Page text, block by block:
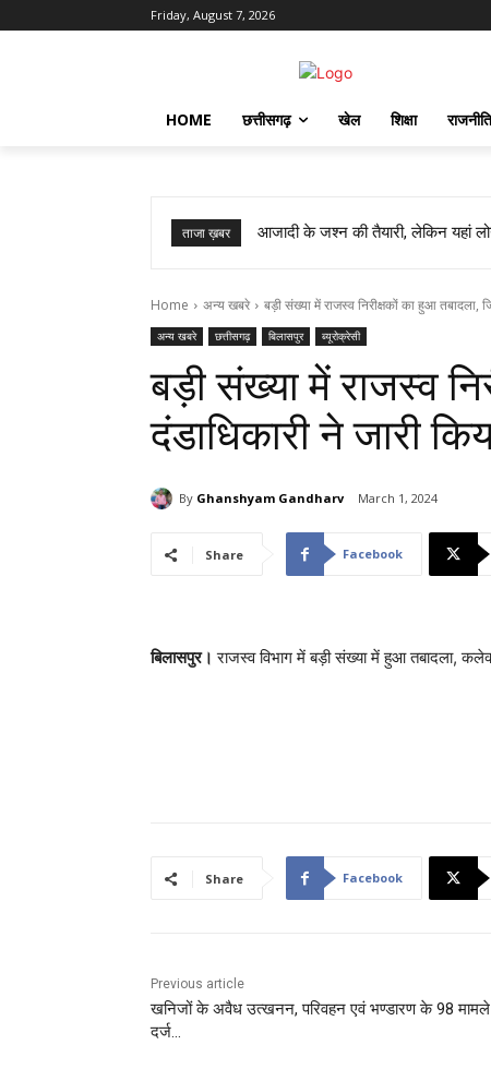
Friday, August 7, 2026
HOME छत्तीसगढ़ खेल शिक्षा राजनीति
ताजा ख़बर आजादी के जश्न की तैयारी, लेकिन यहां
Home अन्य खबरे बड़ी संख्या में राजस्व निरीक्षकों का हुआ तबादला,
अन्य खबरे छत्तीसगढ़ बिलासपुर ब्यूरोक्रेसी
बड़ी संख्या में राजस्व
दंडाधिकारी ने जारी
By Ghanshyam Gandharv March 1, 2024
Share Facebook
बिलासपुर। राजस्व विभाग में बड़ी संख्या में हुआ तबादला,
Share Facebook
Previous article
खनिजों के अवैध उत्खनन, परिवहन एवं भण्डारण के 98 मामले
दर्ज…